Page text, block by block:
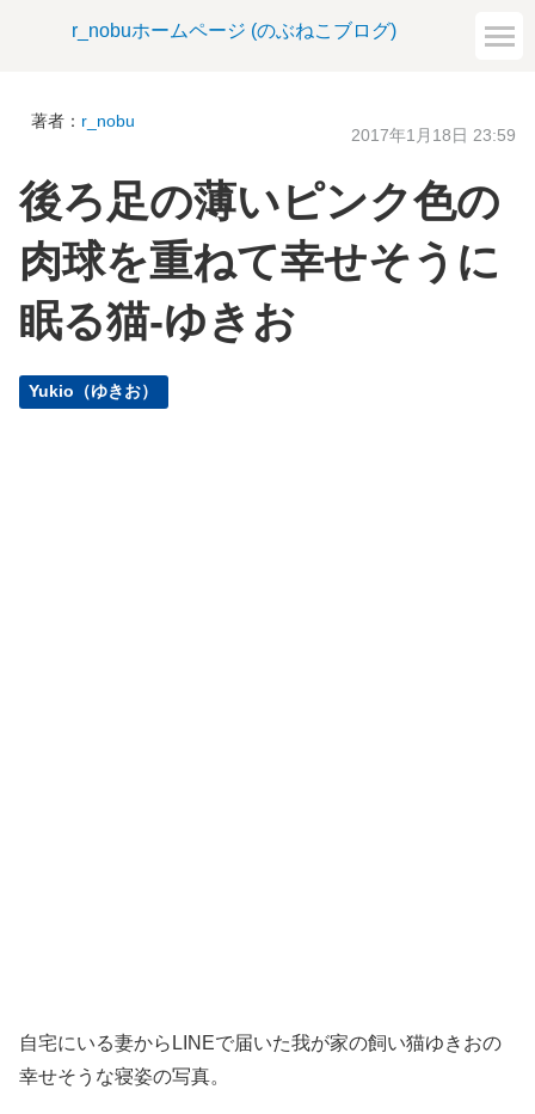
r_nobuホームページ (のぶねこブログ)
著者： r_nobu
2017年1月18日 23:59
後ろ足の薄いピンク色の
肉球を重ねて幸せそうに
眠る猫-ゆきお
Yukio（ゆきお）
自宅にいる妻からLINEで届いた我が家の飼い猫ゆきおの
幸せそうな寝姿の写真。